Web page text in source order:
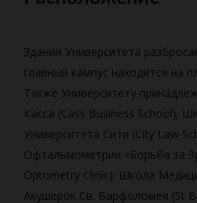
Здания Университета
главный кампус находится на
Также Университету
Касса (Cass Business School);
Университета Сити (City Law
Офтальмометрии «Борьба за
Optometry Clinic); Школа
Акушерок Св. Варфоломея (St